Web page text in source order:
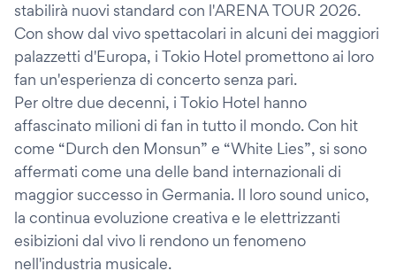
stabilirà nuovi standard con l'ARENA TOUR 2026.
Con show dal vivo spettacolari in alcuni dei maggiori
palazzetti d'Europa, i Tokio Hotel promettono ai loro
fan un'esperienza di concerto senza pari.
Per oltre due decenni, i Tokio Hotel hanno
affascinato milioni di fan in tutto il mondo. Con hit
come “Durch den Monsun” e “White Lies”, si sono
affermati come una delle band internazionali di
maggior successo in Germania. Il loro sound unico,
la continua evoluzione creativa e le elettrizzanti
esibizioni dal vivo li rendono un fenomeno
nell'industria musicale.